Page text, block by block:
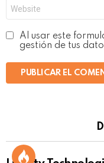
Al usar este
gestión de tus